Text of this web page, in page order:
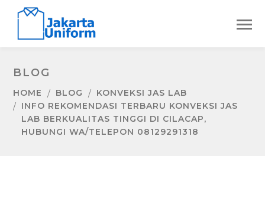
BLOG
HOME BLOG
KONVEKSI JAS LAB
INFO REKOMENDASI TERBARU KONVEKSI JAS
LAB BERKUALITAS TINGGI DI CILACAP,
HUBUNGI WA/TELEPON 08129291318